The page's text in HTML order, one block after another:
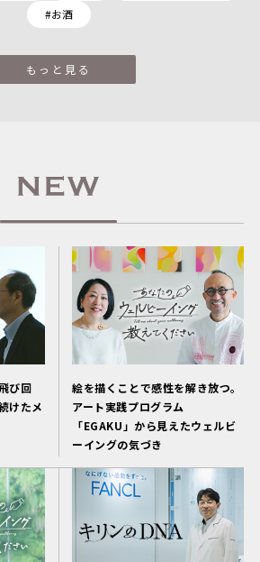
#お酒
もっと見る
び回
けたメ
絵を描くことで感性を解き放つ。
アート実践プログラム
「EGAKU」から見えたウェルビ
ーイングの気づき